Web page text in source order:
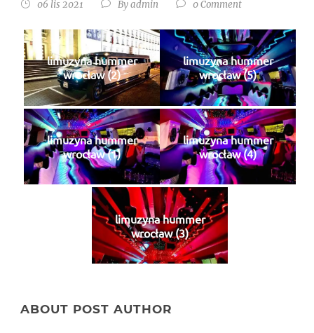
06 lis 2021 Byadmin 0 Comment
limuzyna hummer
wrocław (2)
limuzyna hummer
wrocław (5)
limuzyna hummer
wrocław (1)
limuzyna hummer
wrocław (4)
limuzyna hummer
wrocław (3)
ABOUT POST AUTHOR